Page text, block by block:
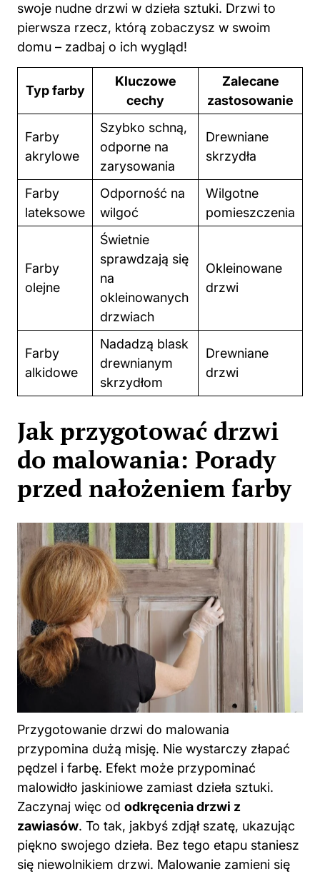
swoje nudne drzwi w dzieła sztuki. Drzwi to
pierwsza rzecz, którą zobaczysz w swoim
domu – zadbaj o ich wygląd!
Typ farby
Kluczowe
cechy
Zalecane
zastosowanie
Farby
akrylowe
Szybko schną,
odporne na
zarysowania
Drewniane
skrzydła
Farby
lateksowe
Odporność na
wilgoć
Wilgotne
pomieszczenia
Farby
olejne
Świetnie
sprawdzają się
na
okleinowanych
drzwiach
Okleinowane
drzwi
Farby
alkidowe
Nadadzą blask
drewnianym
skrzydłom
Drewniane
drzwi
Jak przygotować drzwi
do malowania: Porady
przed nałożeniem farby
Przygotowanie drzwi do malowania
przypomina dużą misję. Nie wystarczy złapać
pędzel i farbę. Efekt może przypominać
malowidło jaskiniowe zamiast dzieła sztuki.
Zaczynaj więc od odkręcenia drzwi z
zawiasów. To tak, jakbyś zdjął szatę, ukazując
piękno swojego dzieła. Bez tego etapu staniesz
się niewolnikiem drzwi. Malowanie zamieni się